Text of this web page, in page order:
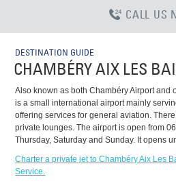
CALL US
DESTINATION GUIDE
CHAMBÉRY AIX LES
Also known as both Chambéry Airport and
is a small international airport mainly
offering services for general aviation.
private lounges. The airport is open from
Thursday, Saturday and Sunday. It opens
Charter a private jet to Chambéry Aix Les
Service.